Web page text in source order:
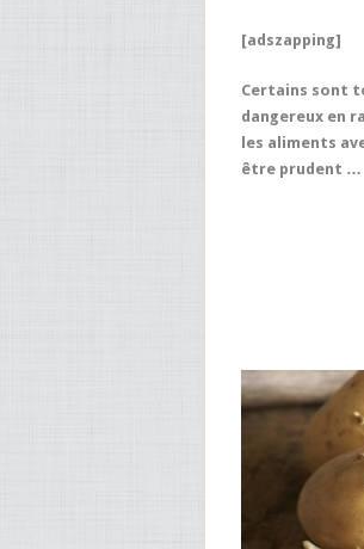
[adszapping]
Certains sont
dangereux en
les aliments
être prudent …